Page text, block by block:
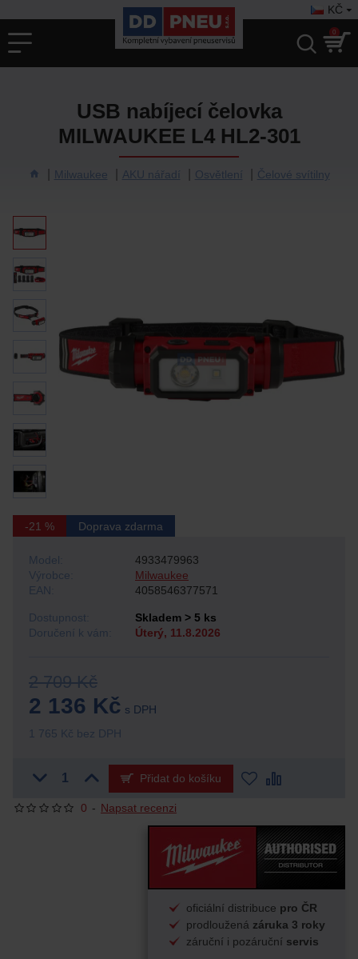
KČ
0
Milwaukee AKU nářadí Osvětlení Čelové svítilny
USB nabíjecí čelovka
MILWAUKEE L4 HL2-301
Doprava zdarma
-21 %
0 - Napsat recenzi
2 709 Kč
2 136 Kč s DPH
1 765 Kč bez DPH
Dostupnost:
Skladem > 5 ks
Doručení k vám:
Úterý, 11.8.2026
Výrobce: Milwaukee
Model: 4933479963
EAN: 4058546377571
Přidat do košíku
oficiální distribuce pro ČR
prodloužená záruka 3 roky
záruční i pozáruční servis